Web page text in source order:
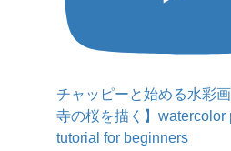
チャッピーと始める水彩
寺の桜を描く】watercolor
tutorial for beginners